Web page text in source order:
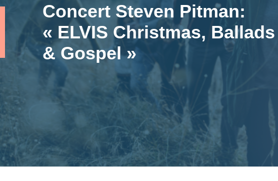
Concert Steven Pitman:
« ELVIS Christmas, Ballads
& Gospel »